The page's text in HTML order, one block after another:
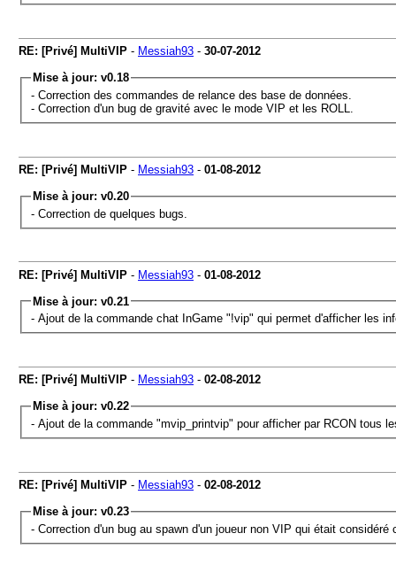
RE: [Privé] MultiVIP - Messiah93 - 30-07-2012
Mise à jour: v0.18
- Correction des commandes de relance des base de données.
- Correction d'un bug de gravité avec le mode VIP et les ROLL.
RE: [Privé] MultiVIP - Messiah93 - 01-08-2012
Mise à jour: v0.20
- Correction de quelques bugs.
RE: [Privé] MultiVIP - Messiah93 - 01-08-2012
Mise à jour: v0.21
- Ajout de la commande chat InGame "!vip" qui permet d'afficher les
RE: [Privé] MultiVIP - Messiah93 - 02-08-2012
Mise à jour: v0.22
- Ajout de la commande "mvip_printvip" pour afficher par RCON tous
RE: [Privé] MultiVIP - Messiah93 - 02-08-2012
Mise à jour: v0.23
- Correction d'un bug au spawn d'un joueur non VIP qui était